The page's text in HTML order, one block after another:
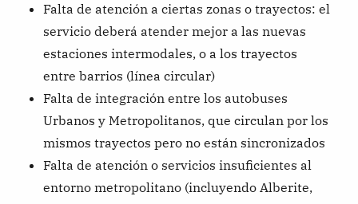
Falta de atención a ciertas zonas o trayectos: el
servicio deberá atender mejor a las nuevas
estaciones intermodales, o a los trayectos
entre barrios (línea circular)
Falta de integración entre los autobuses
Urbanos y Metropolitanos, que circulan por los
mismos trayectos pero no están sincronizados
Falta de atención o servicios insuficientes al
entorno metropolitano (incluyendo Alberite,